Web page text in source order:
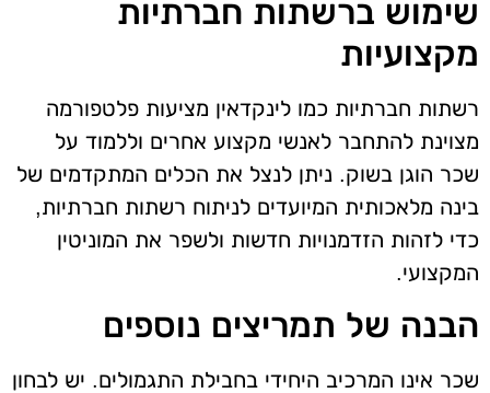
שימוש ברשתות חברתיות
מקצועיות
רשתות חברתיות כמו לינקדאין מציעות פלטפורמה
מצוינת להתחבר לאנשי מקצוע אחרים וללמוד על
שכר הוגן בשוק. ניתן לנצל את הכלים המתקדמים של
בינה מלאכותית המיועדים לניתוח רשתות חברתיות,
כדי לזהות הזדמנויות חדשות ולשפר את המוניטין
המקצועי.
הבנה של תמריצים נוספים
שכר אינו המרכיב היחידי בחבילת התגמולים. יש לבחון